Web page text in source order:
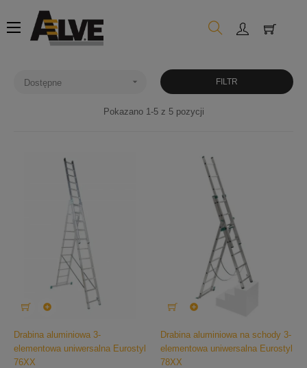
Toggle
navigation
☰
Dostępne  FILTR
Pokazano 1-5 z 5 pozycji

Drabina aluminiowa 3-
elementowa uniwersalna Eurostyl
76XX

Drabina aluminiowa na schody 3-
elementowa uniwersalna Eurostyl
78XX